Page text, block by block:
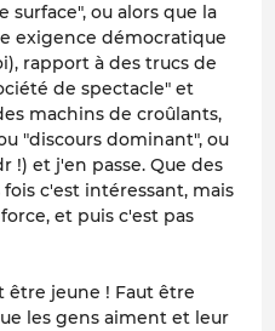
surface", ou alors que la
exigence démocratique
rapport à des trucs de
de spectacle" et
machins de croûlants,
"discours dominant", ou
!) et j'en passe. Que des
c'est intéressant, mais
et puis c'est pas
être jeune ! Faut être
les gens aiment et leur